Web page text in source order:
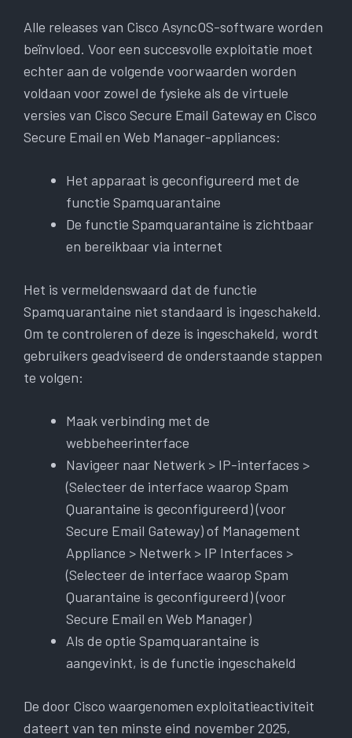
Alle releases van Cisco AsyncOS-software worden
beïnvloed. Voor een succesvolle exploitatie moet
echter aan de volgende voorwaarden worden
voldaan voor zowel de fysieke als de virtuele
versies van Cisco Secure Email Gateway en Cisco
Secure Email en Web Manager-appliances:
Het apparaat is geconfigureerd met de
functie Spamquarantaine
De functie Spamquarantaine is zichtbaar
en bereikbaar via internet
Het is vermeldenswaard dat de functie
Spamquarantaine niet standaard is ingeschakeld.
Om te controleren of deze is ingeschakeld, wordt
gebruikers geadviseerd de onderstaande stappen
te volgen:
Maak verbinding met de
webbeheerinterface
Navigeer naar Netwerk > IP-interfaces >
(Selecteer de interface waarop Spam
Quarantaine is geconfigureerd) (voor
Secure Email Gateway) of Management
Appliance > Netwerk > IP Interfaces >
(Selecteer de interface waarop Spam
Quarantaine is geconfigureerd) (voor
Secure Email en Web Manager)
Als de optie Spamquarantaine is
aangevinkt, is de functie ingeschakeld
De door Cisco waargenomen exploitatieactiviteit
dateert van ten minste eind november 2025,